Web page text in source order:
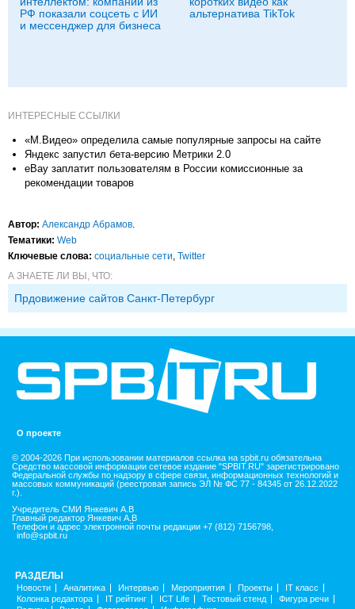
РФ показали соцсеть с ИИ
и мессенджер для бизнеса
альтернатива TikTok
ИНТЕРЕСНЫЕ ССЫЛКИ
«М.Видео» определила самые популярные запросы на сайте
Яндекс запустил бета-версию Метрики 2.0
eBay заплатит пользователям в России комиссионные за
рекомендации товаров
Автор: Александр Абрамов
Тематики: Web
Ключевые слова: социальные сети Twitter
А ЗНАЕТЕ ЛИ ВЫ, ЧТО:
Прдовижение сайтов Санкт-Петербург
О проекте
© 2004-2026 При использовании материалов ссылка на spbit.ru обязательна
Средство массовой информации сетевое издание "SPBIT.RU" зарегистрировано
Федеральной службы по надзору в сфере связи, информационных технологий и
массовых коммуникаций (реестровая запись ЭЛ № ФС 77 - 84345 от 26.12.2022
г.).
Учредитель СМИ Янкевич А.В
Главный редактор Янкевич А.В
Телефон и адрес электронной почты редакции +7 (812) 7156798,
info@spbit.ru
РАЗДЕЛЫ
Новости Аналитика Интервью Мероприятия Проекты
IT класс
Колонка редактора
IT рейтинг ICT Life Тестовый стенд
Фигура речи